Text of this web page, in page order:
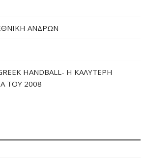
ΑΝΔΡΩΝ
HANDBALL- H ΚΑΛΥΤΕΡΗ
ΤΟΥ 2008